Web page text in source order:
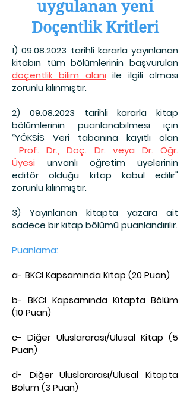
uygulanan yeni
Doçentlik Kritleri
1) 09.08.2023 tarihli kararla yayınlanan
kitabın tüm bölümlerinin başvurulan
doçentlik bilim alanı ile ilgili olması
zorunlu kılınmıştır.
2) 09.08.2023 tarihli kararla kitap
bölümlerinin puanlanabilmesi için
“YÖKSİS Veri tabanına kayıtlı olan
Prof. Dr., Doç. Dr. veya Dr. Öğr.
Üyesi ünvanlı öğretim üyelerinin
editör olduğu kitap kabul edilir"
zorunlu kılınmıştır.
3) Yayınlanan kitapta yazara ait
sadece bir kitap bölümü puanlandırılır.
Puanlama:
a- BKCI Kapsamında Kitap (20 Puan)
b- BKCI Kapsamında Kitapta Bölüm
(10 Puan)
c- Diğer Uluslararası/Ulusal Kitap (5
Puan)
d- Diğer Uluslararası/Ulusal Kitapta
Bölüm (3 Puan)